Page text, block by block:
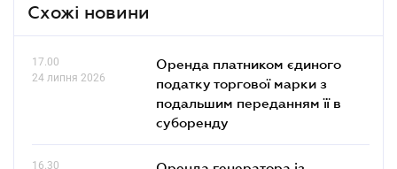
Схожі новини
17.00
24 липня 2026
Оренда платником єдиного
податку торгової марки з
подальшим переданням її в
суборенду
16.30